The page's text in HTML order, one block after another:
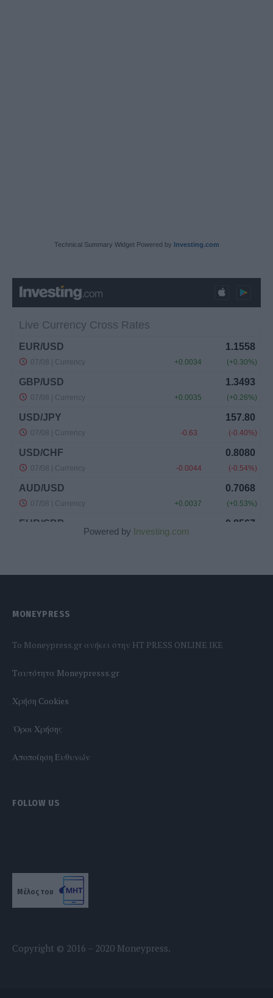
Technical Summary Widget Powered by Investing.com
Powered by Investing.com
MONEYPRESS
To Moneypress.gr ανήκει στην HT PRESS ONLINE IKE
Tαυτότητα Moneypresss.gr
Χρήση Cookies
'Οροι Χρήσης
Αποποίηση Ευθυνών
FOLLOW US
Μέλος του
Copyright © 2016 – 2020 Moneypress.